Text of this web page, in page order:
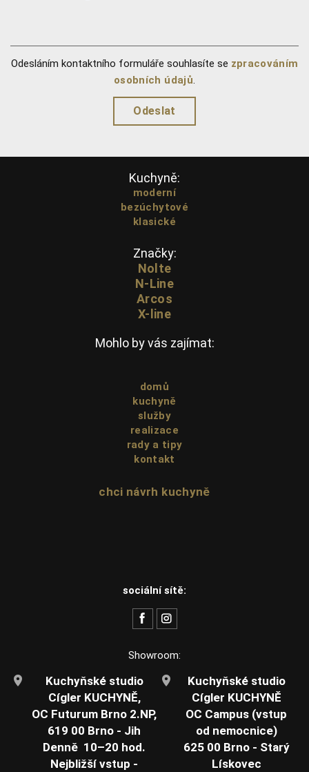
Odesláním kontaktního formuláře souhlasíte se zpracováním
osobních údajů.
Kuchyně:
moderní
bezúchytové
klasické
Značky:
Nolte
N-Line
Arcos
X-line
Mohlo by vás zajímat:
domů
kuchyně
služby
realizace
rady a tipy
kontakt
chci návrh kuchyně
sociální sítě:
Showroom:
Kuchyňské studio
Cígler KUCHYNĚ,
OC Futurum Brno 2.NP,
619 00 Brno - Jih
Denně 10–20 hod.
Nejbližší vstup -
Kuchyňské studio
Cígler KUCHYNĚ
OC Campus (vstup
od nemocnice)
625 00 Brno - Starý
Lískovec